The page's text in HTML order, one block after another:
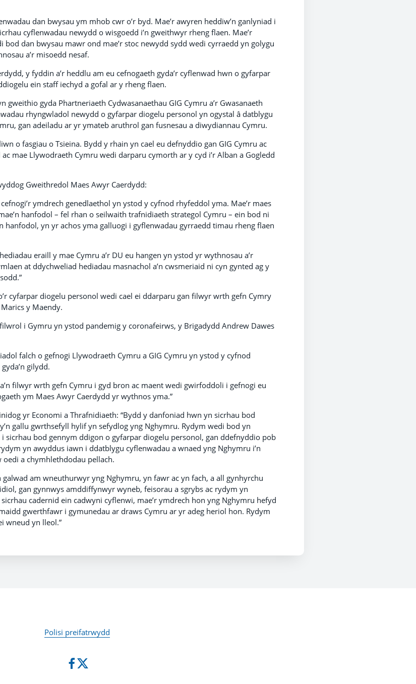
dan bwysau ym mhob cwr o’r byd. Mae’r awyren heddiw’n ganlyniad i
cyflenwadau newydd o wisgoedd i’n gweithwyr rheng flaen. Mae’r
bod dan bwysau mawr ond mae’r stoc newydd sydd wedi cyrraedd yn golygu
a’r misoedd nesaf.
y fyddin a’r heddlu am eu cefnogaeth gyda’r cyflenwad hwn o gyfarpar
ein staff iechyd a gofal ar y rheng flaen.
gweithio gyda Phartneriaeth Cydwasanaethau GIG Cymru a’r Gwasanaeth
rhyngwladol newydd o gyfarpar diogelu personol yn ogystal â datblygu
gan adeiladu ar yr ymateb aruthrol gan fusnesau a diwydiannau Cymru.
o fasgiau o Tsieina. Bydd y rhain yn cael eu defnyddio gan GIG Cymru ac
mae Llywodraeth Cymru wedi darparu cymorth ar y cyd i’r Alban a Gogledd
Gweithredol Maes Awyr Caerdydd:
ymdrech genedlaethol yn ystod y cyfnod rhyfeddol yma. Mae’r maes
hanfodol – fel rhan o seilwaith trafnidiaeth strategol Cymru – ein bod ni
hanfodol, yn yr achos yma galluogi i gyflenwadau gyrraedd timau rheng flaen
eraill y mae Cymru a’r DU eu hangen yn ystod yr wythnosau a’r
at ddychweliad hediadau masnachol a’n cwsmeriaid ni cyn gynted ag y
cyfarpar diogelu personol wedi cael ei ddarparu gan filwyr wrth gefn Cymry
y Maendy.
i Gymru yn ystod pandemig y coronafeirws, y Brigadydd Andrew Dawes
falch o gefnogi Llywodraeth Cymru a GIG Cymru yn ystod y cyfnod
gilydd.
filwyr wrth gefn Cymru i gyd bron ac maent wedi gwirfoddoli i gefnogi eu
ym Maes Awyr Caerdydd yr wythnos yma.”
yr Economi a Thrafnidiaeth: “Bydd y danfoniad hwn yn sicrhau bod
gallu gwrthsefyll hylif yn sefydlog yng Nghymru. Rydym wedi bod yn
sicrhau bod gennym ddigon o gyfarpar diogelu personol, gan ddefnyddio pob
yn awyddus iawn i ddatblygu cyflenwadau a wnaed yng Nghymru i’n
a chymhlethdodau pellach.
galwad am wneuthurwyr yng Nghymru, yn fawr ac yn fach, a all gynhyrchu
gan gynnwys amddiffynwyr wyneb, feisorau a sgrybs ac rydym yn
cadernid ein cadwyni cyflenwi, mae’r ymdrech hon yng Nghymru hefyd
gwerthfawr i gymunedau ar draws Cymru ar yr adeg heriol hon. Rydym
wneud yn lleol.”
Polisi preifatrwydd